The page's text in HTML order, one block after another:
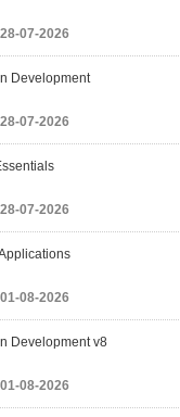
07-2026
Development
07-2026
07-2026
08-2026
Development v8
08-2026